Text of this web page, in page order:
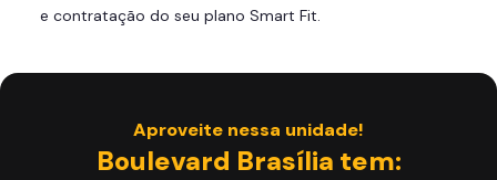
Área de musculação e aeróbicos
e contratação do seu plano Smart Fit.
Aproveite nessa unidade!
Boulevard Brasília tem: